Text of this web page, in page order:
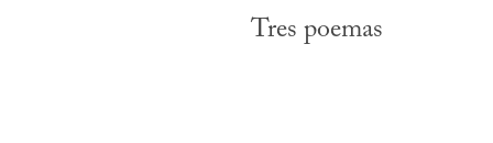
Tres poemas